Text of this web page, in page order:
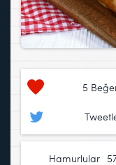
5
Hamurlular